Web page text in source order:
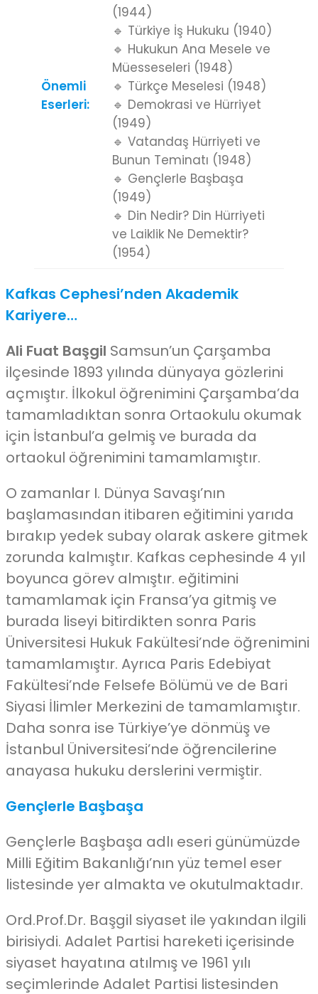
Önemli
Eserleri:
(1944)
🔹 Türkiye İş Hukuku (1940)
🔹 Hukukun Ana Mesele ve
Müesseseleri (1948)
🔹 Türkçe Meselesi (1948)
🔹 Demokrasi ve Hürriyet
(1949)
🔹 Vatandaş Hürriyeti ve
Bunun Teminatı (1948)
🔹 Gençlerle Başbaşa
(1949)
🔹 Din Nedir? Din Hürriyeti
ve Laiklik Ne Demektir?
(1954)
Kafkas Cephesi’nden Akademik
Kariyere…
Ali Fuat Başgil Samsun’un Çarşamba
ilçesinde 1893 yılında dünyaya gözlerini
açmıştır. İlkokul öğrenimini Çarşamba’da
tamamladıktan sonra Ortaokulu okumak
için İstanbul’a gelmiş ve burada da
ortaokul öğrenimini tamamlamıştır.
O zamanlar I. Dünya Savaşı’nın
başlamasından itibaren eğitimini yarıda
bırakıp yedek subay olarak askere gitmek
zorunda kalmıştır. Kafkas cephesinde 4 yıl
boyunca görev almıştır. eğitimini
tamamlamak için Fransa’ya gitmiş ve
burada liseyi bitirdikten sonra Paris
Üniversitesi Hukuk Fakültesi’nde öğrenimini
tamamlamıştır. Ayrıca Paris Edebiyat
Fakültesi’nde Felsefe Bölümü ve de Bari
Siyasi İlimler Merkezini de tamamlamıştır.
Daha sonra ise Türkiye’ye dönmüş ve
İstanbul Üniversitesi’nde öğrencilerine
anayasa hukuku derslerini vermiştir.
Gençlerle Başbaşa
Gençlerle Başbaşa adlı eseri günümüzde
Milli Eğitim Bakanlığı’nın yüz temel eser
listesinde yer almakta ve okutulmaktadır.
Ord.Prof.Dr. Başgil siyaset ile yakından ilgili
birisiydi. Adalet Partisi hareketi içerisinde
siyaset hayatına atılmış ve 1961 yılı
seçimlerinde Adalet Partisi listesinden